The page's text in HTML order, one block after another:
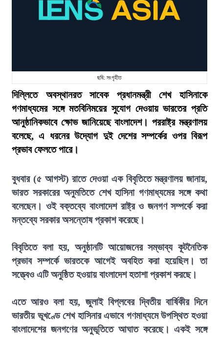
ছবি: সংগৃহীত
দিল্লিতে অবস্থানরত সাবেক প্রধানমন্ত্রী শেখ হাসিনাকে
গণমাধ্যমের সঙ্গে মতবিনিময়ের সুযোগ দেওয়ায় ভারতের প্রতি
আনুষ্ঠানিকভাবে ক্ষোভ জানিয়েছে বাংলাদেশ। পররাষ্ট্র মন্ত্রণালয়
বলেছে, এ ধরনের উদ্যোগ দুই দেশের সম্পর্কের ওপর বিরূপ
প্রভাব ফেলতে পারে।
বুধবার (৫ আগস্ট) রাতে দেওয়া এক বিবৃতিতে মন্ত্রণালয় জানায়,
ভারত সরকারের অনুমতিতে শেখ হাসিনা গণমাধ্যমের সঙ্গে কথা
বলেছেন। ওই বক্তব্যে বাংলাদেশ রাষ্ট্র ও জনগণ সম্পর্কে করা
মন্তব্যে সরকার অসন্তোষ প্রকাশ করেছে।
বিবৃতিতে বলা হয়, অনুষ্ঠানটি আয়োজনের সম্ভাব্য কূটনৈতিক
প্রভাব সম্পর্কে ভারতকে আগেই অবহিত করা হয়েছিল। তা
সত্ত্বেও এটি অনুষ্ঠিত হওয়ায় বাংলাদেশ হতাশা প্রকাশ করছে।
এতে আরও বলা হয়, জুলাই বিপ্লবের দ্বিতীয় বার্ষিকীর দিনে
ভারতীয় ভূখণ্ডে শেখ হাসিনার এভাবে গণমাধ্যমে উপস্থিত হওয়া
বাংলাদেশের জনগণের অনুভূতিতে আঘাত করেছে। একই সঙ্গে